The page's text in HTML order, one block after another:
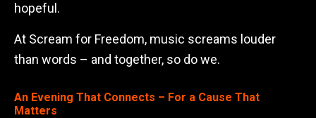
hopeful.
At Scream for Freedom, music screams louder
than words – and together, so do we.
An Evening That Connects – For a Cause That
Matters